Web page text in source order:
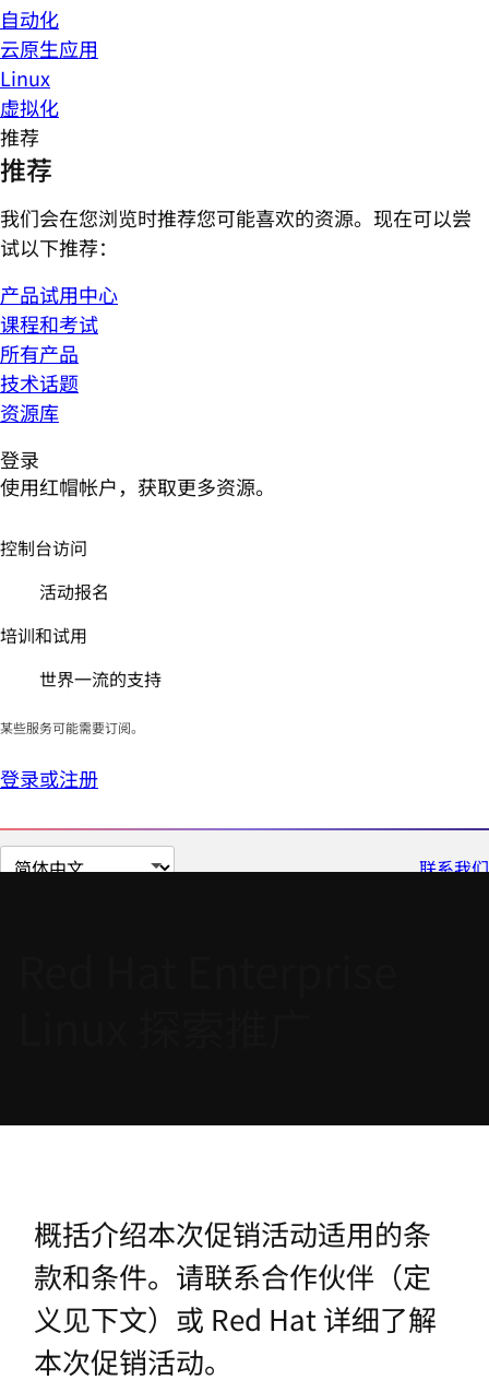
自动化
云原生应用
Linux
虚拟化
推荐
推荐
我们会在您浏览时推荐您可能喜欢的资源。现在可以尝
试以下推荐：
产品试用中心
课程和考试
所有产品
技术话题
资源库
登录
使用红帽帐户，获取更多资源。
控制台访问
活动报名
培训和试用
世界一流的支持
某些服务可能需要订阅。
登录或注册
切
联系我们
概括介绍本次促销活动适用的条
款和条件。请联系合作伙伴（定
义见下文）或 Red Hat 详细了解
本次促销活动。